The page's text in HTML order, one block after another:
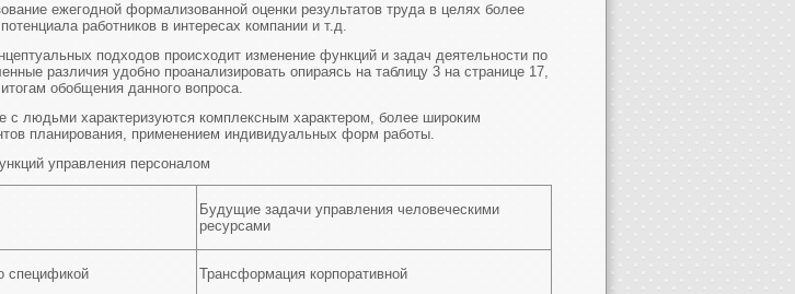
ежегодной формализованной оценки результатов труда в целях более
работников в интересах компании и т.д.
подходов происходит изменение функций и задач деятельности по
различия удобно проанализировать опираясь на таблицу 3 на странице 17,
обобщения данного вопроса.
с людьми характеризуются комплексным характером, более широким
планирования, применением индивидуальных форм работы.
управления персоналом
Будущие задачи управления человеческими
ресурсами
спецификой
Трансформация корпоративной